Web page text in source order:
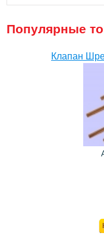
Популярные
Клапан